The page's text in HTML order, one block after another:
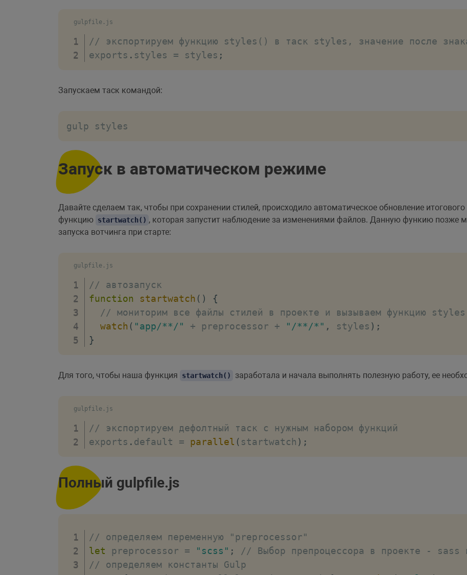
gulpfile.js
// экспортируем функцию styles() в таск styles, значение после
exports . styles = styles ;
Запускаем таск командой:
gulp styles
Запуск в автоматическом режиме
Давайте сделаем так, чтобы при сохранении стилей, происходило автоматическое обновление
функцию startwatch() , которая запустит наблюдение за изменениями файлов. Данную функию позже
запуска вотчинга при старте:
gulpfile.js
// автозапуск
function
startwatch ( )
{
// мониторим все файлы стилей в проекте и вызываем функцию
watch ( "app/**/" + preprocessor + "/**/*" , styles ) ;
}
Для того, чтобы наша функция startwatch() заработала и начала выполнять полезную работу, ее
gulpfile.js
// экспортируем дефолтный таск с нужным набором функций
exports . default = parallel ( startwatch ) ;
Полный gulpfile.js
// определяем переменную "preprocessor"
let preprocessor = "scss" ;
// Выбор препроцессора в проекте -
// определяем константы Gulp